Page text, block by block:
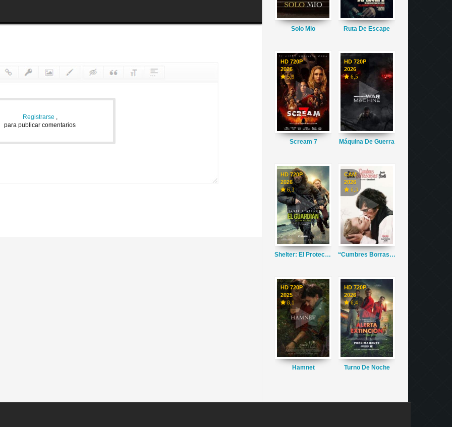
Registrarse ,
para publicar comentarios
Solo Mio Ruta De Escape
HD 720P
2026
5,9
Scream 7
HD 720P
2026
6,5
Máquina De Guerra
HD 720P
2026
6,3
Shelter: El Protector
CAM
2026
6,3
“Cumbres Borrascosas”
HD 720P
2025
8,1
Hamnet
HD 720P
2026
6,4
Turno De Noche